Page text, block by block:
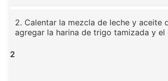
2
2. Calentar la mezcla de leche y aceite
agregar la harina de trigo tamizada y el